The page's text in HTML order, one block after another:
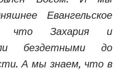
Евангельское
что Захария и
бездетными до
А мы знаем, что в